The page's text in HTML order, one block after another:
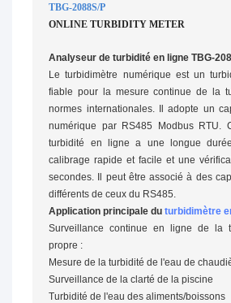
TBG-2088S/P
ONLINE TURBIDITY METER
Analyseur de turbidité en ligne TBG-
Le turbidimètre numérique est un
fiable pour la mesure continue de la
normes internationales. Il adopte un
numérique par RS485 Modbus RTU.
turbidité en ligne a une longue
calibrage rapide et facile et une
secondes. Il peut être associé à des
différents de ceux du RS485.
Application principale duturbidimètre
Surveillance continue en ligne de la
propre :
Mesure de la turbidité de l'eau de
Surveillance de la clarté de la piscine
Turbidité de l'eau des aliments/boissons